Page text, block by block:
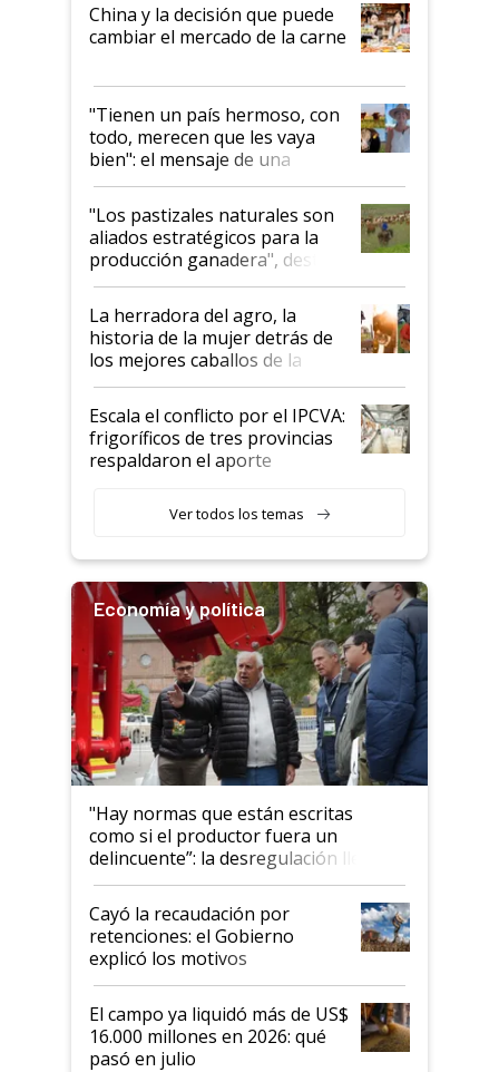
China y la decisión que puede
cambiar el mercado de la carne
"Tienen un país hermoso, con
todo, merecen que les vaya
bien": el mensaje de una
ganadera uruguaya sobre las
oportunidades que se abren
para el agro en Argentina, con
foco en la carne
"Los pastizales naturales son
aliados estratégicos para la
producción ganadera", destaca
la iniciativa que ya reúne a 46
establecimientos en Argentina
La herradora del agro, la
historia de la mujer detrás de
los mejores caballos de la
Argentina y los mitos que
todavía hacen sufrir a estos
animales: "Mientras me
descalificaban, yo seguí
haciendo currículum"
Escala el conflicto por el IPCVA:
frigoríficos de tres provincias
respaldaron el aporte
Ver todos los temas
Economía y política
"Hay normas que están escritas
como si el productor fuera un
delincuente”: la desregulación llegó
al Congreso Aapresid y hasta se
habló del financiamiento al IPCVA
Cayó la recaudación por
retenciones: el Gobierno
explicó los motivos
El campo ya liquidó más de US$
16.000 millones en 2026: qué
pasó en julio